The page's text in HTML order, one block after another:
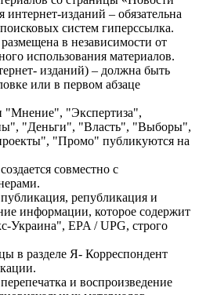
изданий – обязательна
систем гиперссылка.
в независимости от
использования материалов.
изданий) – должна быть
или в первом абзаце
"Мнение", "Экспертиза",
"Деньги", "Власть", "Выборы",
"Промо" публикуются на
совместно с
републикация и
информации, которое содержит
Украина", EPA / UPG, строго
в разделе Я- Корреспондент
и воспроизведение